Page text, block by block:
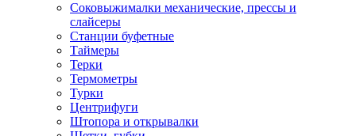
Соковыжималки механические, прессы и
слайсеры
Станции буфетные
Таймеры
Терки
Термометры
Турки
Центрифуги
Штопора и открывалки